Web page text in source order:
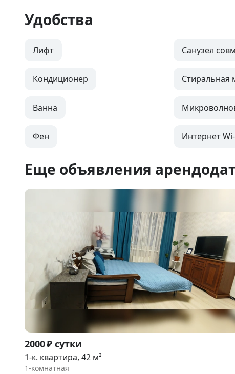
Удобства
Лифт Санузел
Кондиционер Стиральная
Ванна
Фен Интернет
Еще объявления
Item
1
of
2000 ₽ сутки
1-к. квартира, 42 м²
1-комнатная